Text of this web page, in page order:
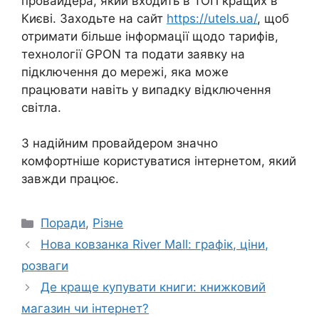
Києві. Заходьте на сайт https://utels.ua/, щоб
отримати більше інформації щодо тарифів,
технології GPON та подати заявку на
підключення до мережі, яка може
працювати навіть у випадку відключення
світла.
З надійним провайдером значно
комфортніше користуватися інтернетом, який
завжди працює.
Категорії
Поради, Різне
Нова ковзанка River Mall: графік, ціни,
розваги
Де краще купувати книги: книжковий
магазин чи інтернет?